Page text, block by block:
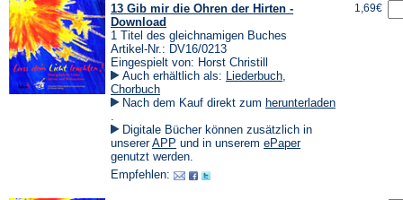
13 Gib mir die Ohren der Hirten -
Download
1 Titel des gleichnamigen Buches
Artikel-Nr.: DV16/0213
Eingespielt von: Horst Christill
Auch erhältlich als: Liederbuch,
Chorbuch
Nach dem Kauf direkt zum herunterladen
in
einem
neuen
Tab)
.
Digitale Bücher können zusätzlich in
unsererAPP (Öffnet
in
neuen
und in unserem ePaper(Öffnet
genutzt werden.
Empfehlen:
1,69€